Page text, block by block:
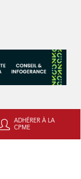
ADHÉRER À LA
CPME